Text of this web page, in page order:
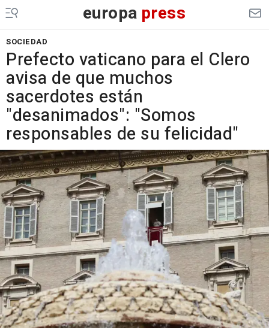
europa press
SOCIEDAD
Prefecto vaticano para el Clero
avisa de que muchos
sacerdotes están
"desanimados": "Somos
responsables de su felicidad"